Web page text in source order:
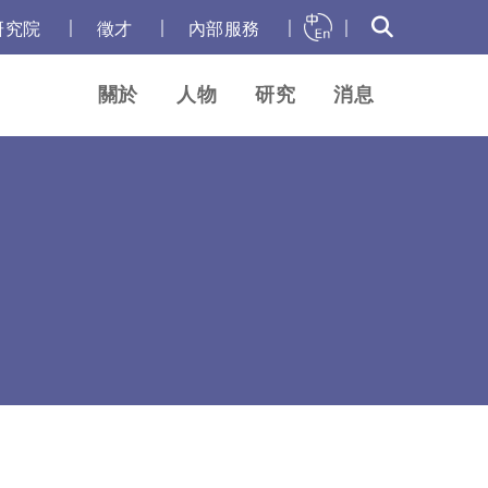
究院 徵才 內部服務
關於 人物 研究 消息